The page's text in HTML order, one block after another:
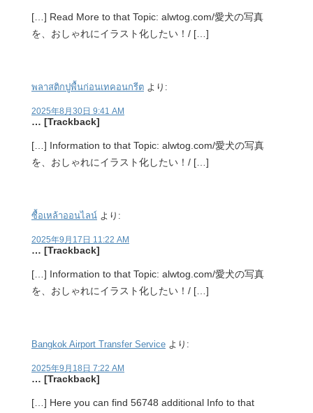
[…] Read More to that Topic: alwtog.com/愛犬の写真
を、おしゃれにイラスト化したい！/ […]
พลาสติกปูพื้นก่อนเทคอนกรีต より:
2025年8月30日 9:41 AM
… [Trackback]
[…] Information to that Topic: alwtog.com/愛犬の写真
を、おしゃれにイラスト化したい！/ […]
ซื้อเหล้าออนไลน์ より:
2025年9月17日 11:22 AM
… [Trackback]
[…] Information to that Topic: alwtog.com/愛犬の写真
を、おしゃれにイラスト化したい！/ […]
Bangkok Airport Transfer Service より:
2025年9月18日 7:22 AM
… [Trackback]
[…] Here you can find 56748 additional Info to that